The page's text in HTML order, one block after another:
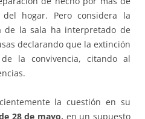
hogar. Pero considera la
de la sala ha interpretado de
declarando que la extinción
la convivencia, citando al
la cuestión en su
28 de mayo, en un supuesto